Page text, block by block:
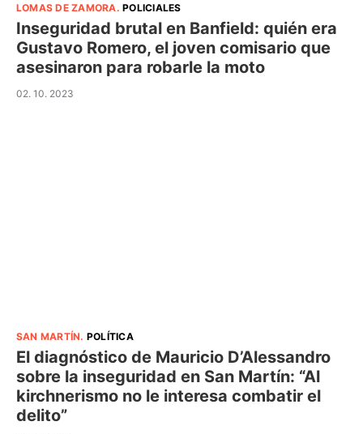
LOMAS DE ZAMORA.POLICIALES
Inseguridad brutal en Banfield: quién era
Gustavo Romero, el joven comisario que
asesinaron para robarle la moto
02. 10. 2023
SAN MARTÍN. POLÍTICA
El diagnóstico de Mauricio D’Alessandro
sobre la inseguridad en San Martín: “Al
kirchnerismo no le interesa combatir el
delito”